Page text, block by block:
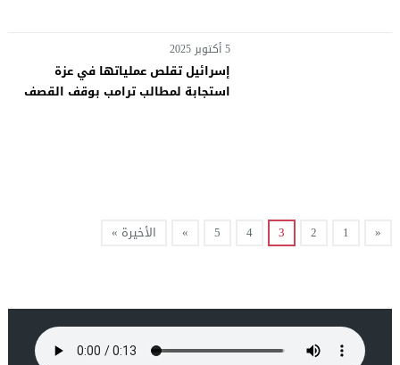
5 أكتوبر 2025
إسرائيل تقلص عملياتها في عزة
استجابة لمطالب ترامب بوقف القصف
«
1
2
3
4
5
» الأخيرة »